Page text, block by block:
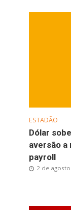
ESTADÃO
Dólar
aversão
payroll
2 de